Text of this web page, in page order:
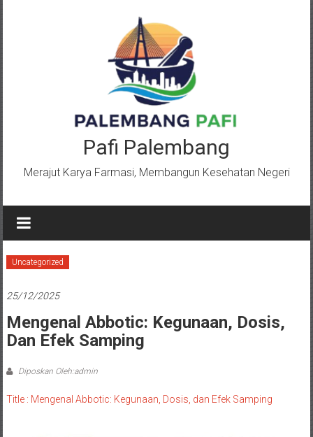
Pafi Palembang
Merajut Karya Farmasi, Membangun Kesehatan Negeri
Uncategorized
25/12/2025
Mengenal Abbotic: Kegunaan, Dosis,
Dan Efek Samping
Diposkan Oleh:admin
Title : Mengenal Abbotic: Kegunaan, Dosis, dan Efek Samping